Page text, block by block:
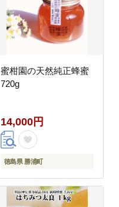
蜜柑園の天然純正蜂蜜
720g
14,000円
徳島県 勝浦町